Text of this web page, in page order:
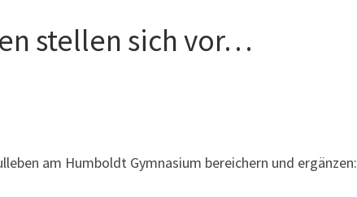
stellen sich vor…
am Humboldt Gymnasium bereichern und ergänzen: